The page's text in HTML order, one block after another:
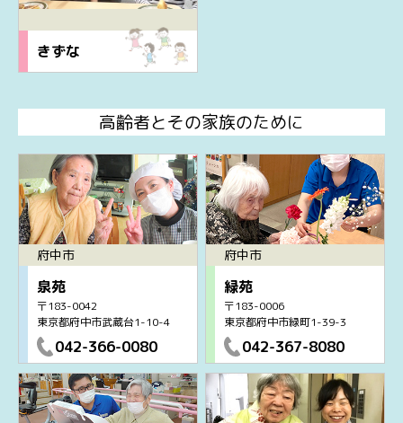
きずな
高齢者とその家族のために
府中市
泉苑
〒183-0042
東京都府中市武蔵台1-10-4
042-366-0080
府中市
緑苑
〒183-0006
東京都府中市緑町1-39-3
042-367-8080